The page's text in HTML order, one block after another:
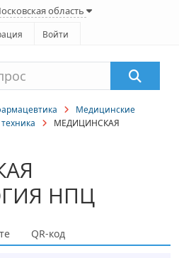
область
Войти
Медицинские
МЕДИЦИНСКАЯ
НПЦ
QR-код